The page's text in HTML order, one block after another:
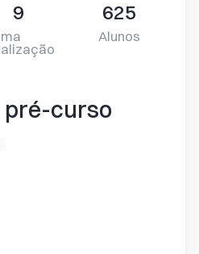
9 625
Alunos
pré-curso